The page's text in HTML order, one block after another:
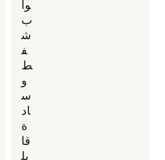
وا
ب
ش
ف
ط
و
س
اد
ة
قا
بل